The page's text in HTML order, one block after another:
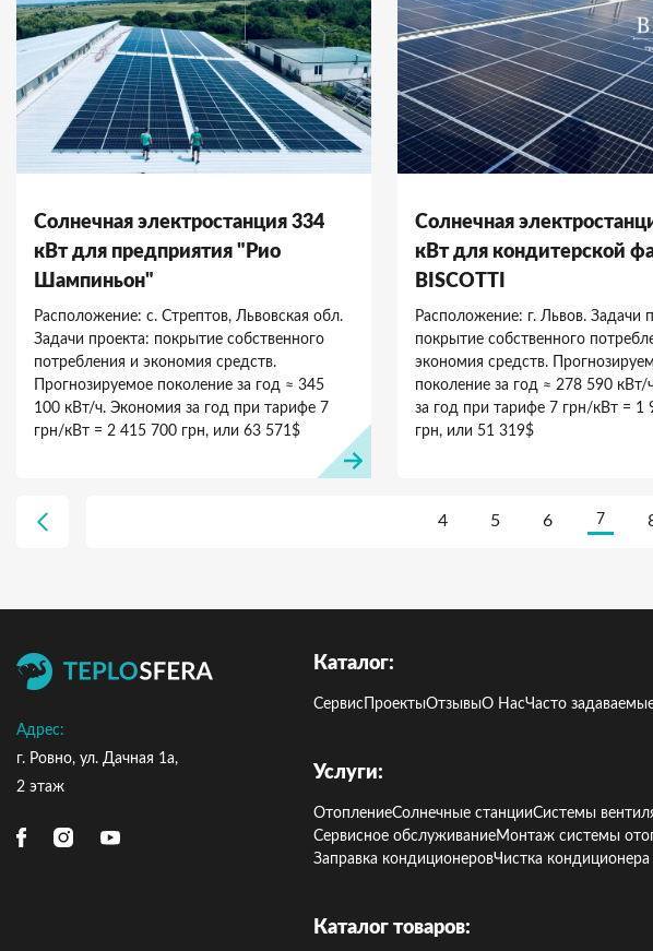
Солнечная электростанция 334
кВт для предприятия "Рио
Шампиньон"
Расположение: с. Стрептов, Львовская обл.
Задачи проекта: покрытие собственного
потребления и экономия средств.
Прогнозируемое поколение за год ≈ 345
100 кВт/ч. Экономия за год при тарифе 7
грн/кВт = 2 415 700 грн, или 63 571$
Солнечная
кВт для кондитерской
BISCOTTI
Расположение: г. Львов. Задачи
покрытие собственного
экономия средств.
поколение за год ≈ 278 590 кВт/
за год при тарифе 7 грн/кВт = 1
грн, или 51 319$
4 5 6 7
Адрес:
г. Ровно, ул. Дачная 1а,
2 этаж
Каталог:
Сервис ПроектыОтзывыО НасЧасто
Услуги:
ОтоплениеСолнечные станцииСистемы
Сервисное обслуживаниеМонтаж системы
Заправка кондиционеровЧистка кондиционера
Каталог товаров: